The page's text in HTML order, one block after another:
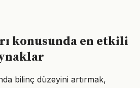
konusunda en etkili
bilinç düzeyini artırmak,